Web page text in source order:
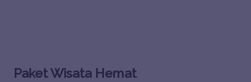
Paket Wisata Hemat